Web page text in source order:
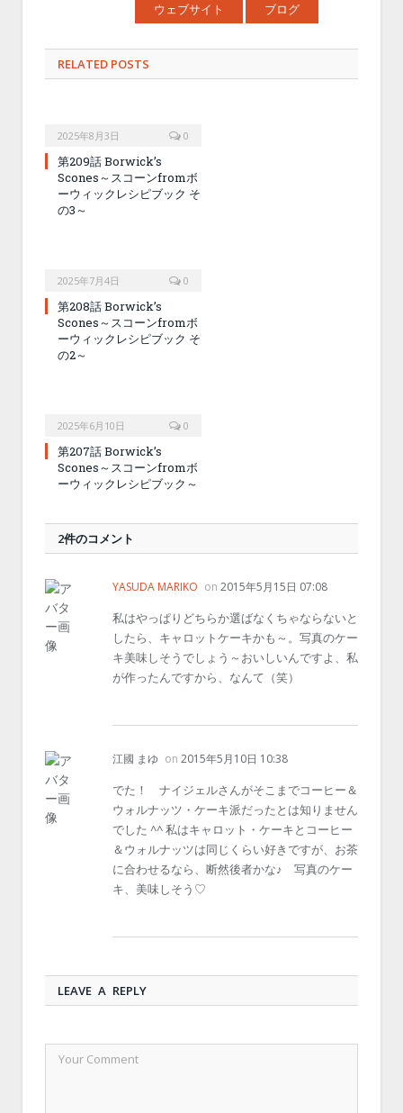
ウェブサイト ブログ
RELATED POSTS
2025年8月3日 0
第209話 Borwick’s
Scones～スコーンfromボ
ーウィックレシピブック そ
の3～
2025年7月4日 0
第208話 Borwick’s
Scones～スコーンfromボ
ーウィックレシピブック そ
の2～
2025年6月10日 0
第207話 Borwick’s
Scones～スコーンfromボ
ーウィックレシピブック～
2件のコメント
YASUDA MARIKO on 2015年5月15日 07:08
私はやっぱりどちらか選ばなくちゃならないと
したら、キャロットケーキかも～。写真のケー
キ美味しそうでしょう～おいしいんですよ、私
が作ったんですから、なんて（笑）
江國 まゆ on 2015年5月10日 10:38
でた！ ナイジェルさんがそこまでコーヒー＆
ウォルナッツ・ケーキ派だったとは知りません
でした ^^ 私はキャロット・ケーキとコーヒー
＆ウォルナッツは同じくらい好きですが、お茶
に合わせるなら、断然後者かな♪ 写真のケー
キ、美味しそう♡
LEAVE A REPLY